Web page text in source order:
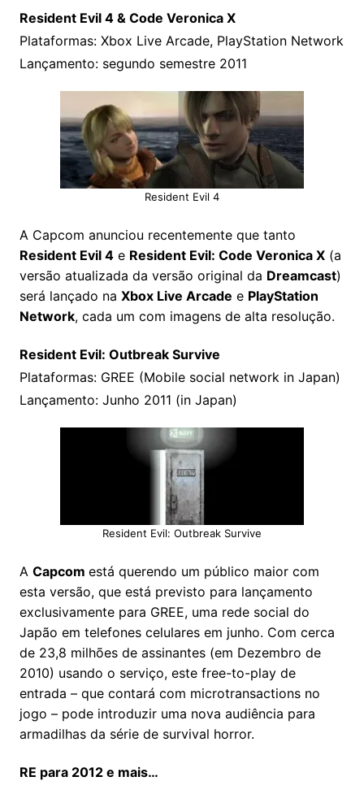
Resident Evil 4 & Code Veronica X
Plataformas: Xbox Live Arcade, PlayStation Network
Lançamento: segundo semestre 2011
Resident Evil 4
A Capcom anunciou recentemente que tanto
Resident Evil 4e Resident Evil: Code Veronica X(a
versão atualizada da versão original da Dreamcast)
será lançado na Xbox Live Arcade e PlayStation
Network, cada um com imagens de alta resolução.
Resident Evil: Outbreak Survive
Plataformas: GREE (Mobile social network in Japan)
Lançamento: Junho 2011 (in Japan)
Resident Evil: Outbreak Survive
A Capcom está querendo um público maior com
esta versão, que está previsto para lançamento
exclusivamente para GREE, uma rede social do
Japão em telefones celulares em junho. Com cerca
de 23,8 milhões de assinantes (em Dezembro de
2010) usando o serviço, este free-to-play de
entrada – que contará com microtransactions no
jogo – pode introduzir uma nova audiência para
armadilhas da série de survival horror.
RE para 2012 e mais…